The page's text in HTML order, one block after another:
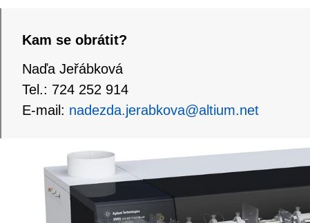
Kam se obrátit?
Naďa Jeřábková
Tel.: 724 252 914
E-mail: nadezda.jerabkova@altium.net